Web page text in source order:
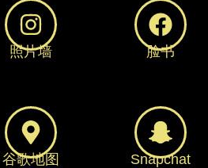
脸书
照片墙
Snapchat
谷歌地图